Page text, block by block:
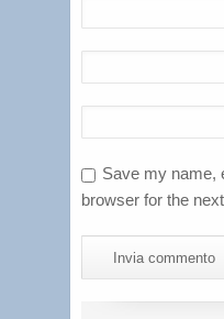
Save my name,
browser for the